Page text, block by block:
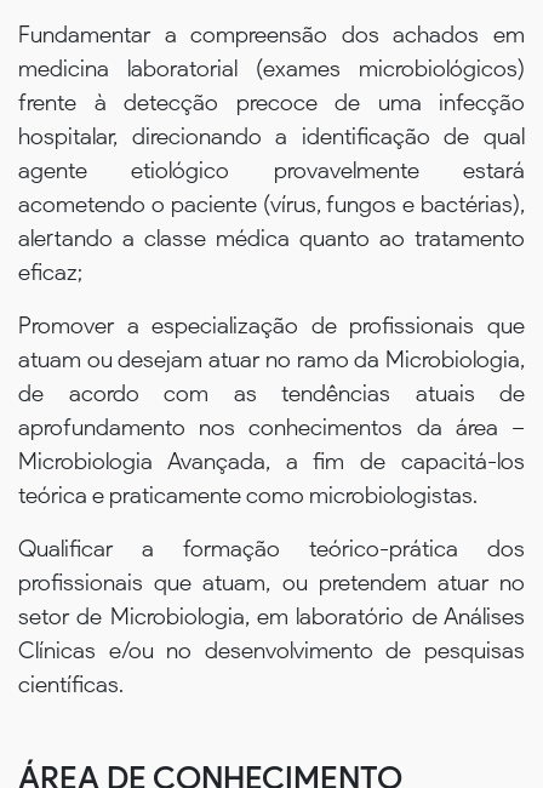
Fundamentar a compreensão dos achados em
medicina laboratorial (exames microbiológicos)
frente à detecção precoce de uma infecção
hospitalar, direcionando a identificação de qual
agente etiológico provavelmente estará
acometendo o paciente (vírus, fungos e bactérias),
alertando a classe médica quanto ao tratamento
eficaz;
Promover a especialização de profissionais que
atuam ou desejam atuar no ramo da Microbiologia,
de acordo com as tendências atuais de
aprofundamento nos conhecimentos da área –
Microbiologia Avançada, a fim de capacitá-los
teórica e praticamente como microbiologistas.
Qualificar a formação teórico-prática dos
profissionais que atuam, ou pretendem atuar no
setor de Microbiologia, em laboratório de Análises
Clínicas e/ou no desenvolvimento de pesquisas
científicas.
ÁREA DE CONHECIMENTO